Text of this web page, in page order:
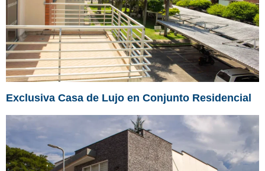
Exclusiva Casa de Lujo en Conjunto Residencial